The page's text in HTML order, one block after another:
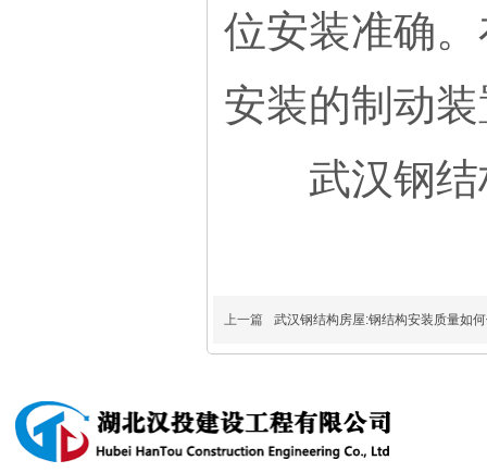
位安装准确
安装的制动
武汉钢结
上一篇 武汉钢结构房屋:钢结构安装质量如
产品中心